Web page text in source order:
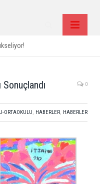
Sonuçlandı 0
ORTAOKULU, HABERLER, HABERLER